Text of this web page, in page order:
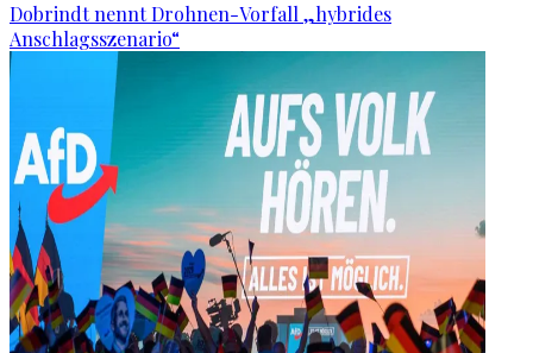
Dobrindt nennt Drohnen-Vorfall „hybrides
Anschlagsszenario“